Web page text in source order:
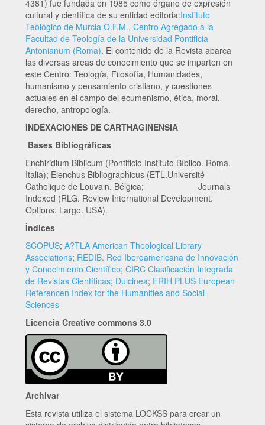
4381) fue fundada en 1985 como órgano de expresión
cultural y científica de su entidad editoria:Instituto
Teológico de Murcia O.F.M., Centro Agregado a la
Facultad de Teología de la Universidad Pontificia
Antonianum (Roma). El contenido de la Revista abarca
las diversas areas de conocimiento que se imparten en
este Centro: Teología, Filosofía, Humanidades,
humanismo y pensamiento cristiano, y cuestiones
actuales en el campo del ecumenismo, ética, moral,
derecho, antropología.
INDEXACIONES DE CARTHAGINENSIA
Bases Bibliográficas
Enchiridium Biblicum (Pontificio Instituto Bíblico. Roma.
Italia); Elenchus Bibliographicus (ETL.Université
Catholique de Louvain. Bélgica; Journals
Indexed (RLG. Review International Development.
Options. Largo. USA).
Índices
SCOPUS; A?TLA American Theological Library
Associations; REDIB. Red Iberoamericana de Innovación
y Conocimiento Científico; CIRC Clasificación Integrada
de Revistas Científicas; Dulcinea; ERIH PLUS European
Referencen Index for the Humanities and Social
Sciences
Licencia Creative commons 3.0
Archivar
Esta revista utiliza el sistema LOCKSS para crear un